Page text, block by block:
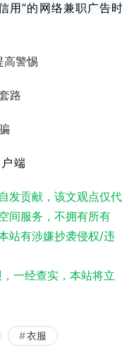
用”的网络兼职广告时
高警惕
路
端
发贡献，该文观点仅代
间服务，不拥有所有
站有涉嫌抄袭侵权/违
一经查实，本站将立
衣服